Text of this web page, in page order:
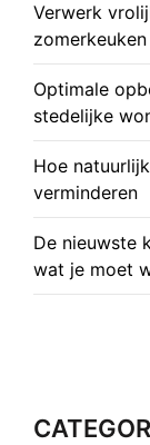
Verwerk
zomerkeuken
Optimale
stedelijke
Hoe
verminderen
De nieuwste
wat je moet